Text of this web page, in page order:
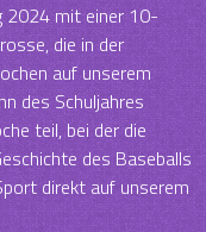
2024 mit einer 10-
die in der
auf unserem
des Schuljahres
teil, bei der die
des Baseballs
direkt auf unserem